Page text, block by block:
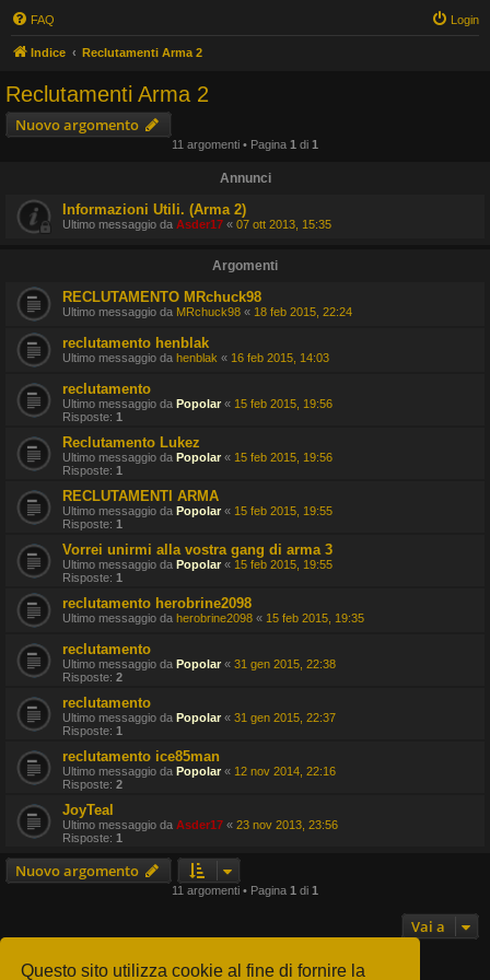
Questo sito utilizza cookie al fine di fornire la
FAQ Login
Indice Reclutamenti Arma 2
Reclutamenti Arma 2
Nuovo argomento
11 argomenti • Pagina 1 di 1
Annunci
Informazioni Utili. (Arma 2)
Ultimo messaggio da Asder17 « 07 ott 2013, 15:35
Argomenti
RECLUTAMENTO MRchuck98
Ultimo messaggio da MRchuck98 « 18 feb 2015, 22:24
reclutamento henblak
Ultimo messaggio da henblak « 16 feb 2015, 14:03
reclutamento
Ultimo messaggio da Popolar « 15 feb 2015, 19:56
Risposte: 1
Reclutamento Lukez
Ultimo messaggio da Popolar « 15 feb 2015, 19:56
Risposte: 1
RECLUTAMENTI ARMA
Ultimo messaggio da Popolar « 15 feb 2015, 19:55
Risposte: 1
Vorrei unirmi alla vostra gang di arma 3
Ultimo messaggio da Popolar « 15 feb 2015, 19:55
Risposte: 1
reclutamento herobrine2098
Ultimo messaggio da herobrine2098 « 15 feb 2015, 19:35
reclutamento
Ultimo messaggio da Popolar « 31 gen 2015, 22:38
Risposte: 2
reclutamento
Ultimo messaggio da Popolar « 31 gen 2015, 22:37
Risposte: 1
reclutamento ice85man
Ultimo messaggio da Popolar « 12 nov 2014, 22:16
Risposte: 2
JoyTeal
Ultimo messaggio da Asder17 « 23 nov 2013, 23:56
Risposte: 1
Nuovo argomento
11 argomenti • Pagina 1 di 1
Vai a
PERMESSI FORUM